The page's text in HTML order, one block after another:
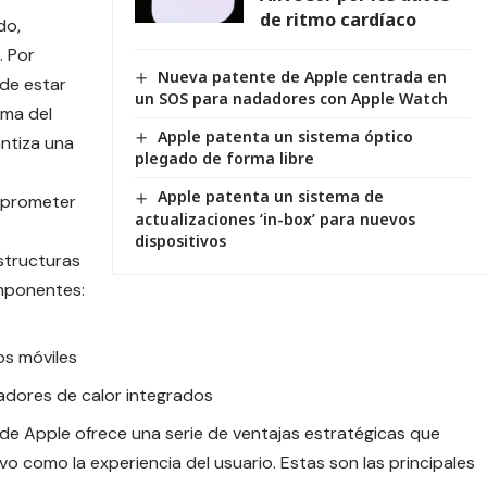
de ritmo cardíaco
Nueva patente de Apple centrada en
un SOS para nadadores con Apple Watch
Apple patenta un sistema óptico
plegado de forma libre
Apple patenta un sistema de
actualizaciones ‘in-box’ para nuevos
dispositivos
Por
estar
del
una
móviles
de calor integrados
Apple ofrece una serie de ventajas estratégicas que
como la experiencia del usuario. Estas son las principales